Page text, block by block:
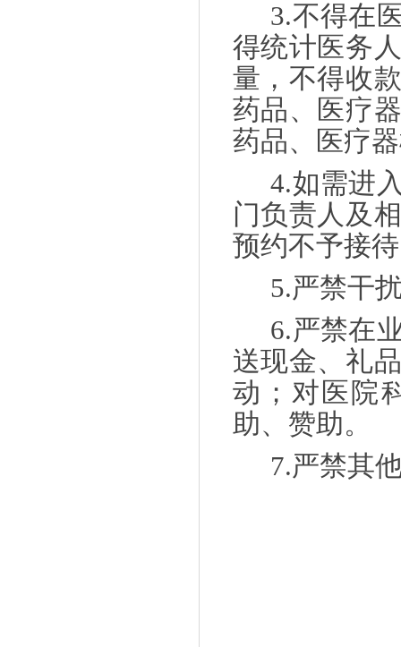
3.不得在
得统计医务
量，不得收
药品、医疗
药品、医疗
4.如需进
门负责人及
预约不予接
5.严禁干
6.严禁在
送现金、礼
动；对医院
助、赞助。
7.严禁其